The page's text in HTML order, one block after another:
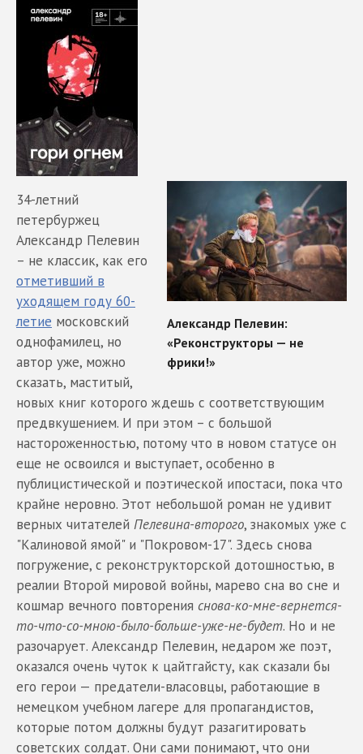
34-летний
петербуржец
Александр Пелевин
– не классик, как его
отметивший в
уходящем году 60-
летие московский
однофамилец, но
автор уже, можно
сказать, маститый,
новых книг которого ждешь с соответствующим
предвкушением. И при этом – с большой
настороженностью, потому что в новом статусе он
еще не освоился и выступает, особенно в
публицистической и поэтической ипостаси, пока что
крайне неровно. Этот небольшой роман не удивит
верных читателей Пелевина-второго, знакомых уже с
"Калиновой ямой" и "Покровом-17". Здесь снова
погружение, с реконструкторской дотошностью, в
реалии Второй мировой войны, марево сна во сне и
кошмар вечного повторения снова-ко-мне-вернется-
то-что-со-мною-было-больше-уже-не-будет. Но и не
разочарует. Александр Пелевин, недаром же поэт,
оказался очень чуток к цайтгайсту, как сказали бы
его герои — предатели-власовцы, работающие в
немецком учебном лагере для пропагандистов,
которые потом должны будут разагитировать
советских солдат. Они сами понимают, что они